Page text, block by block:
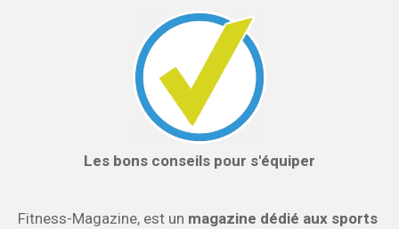
Les bons conseils pour s'équiper
Fitness-Magazine, est un magazine dédié aux sports